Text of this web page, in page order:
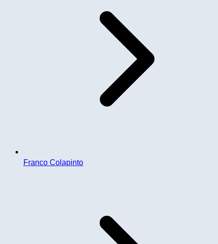
Franco Colapinto